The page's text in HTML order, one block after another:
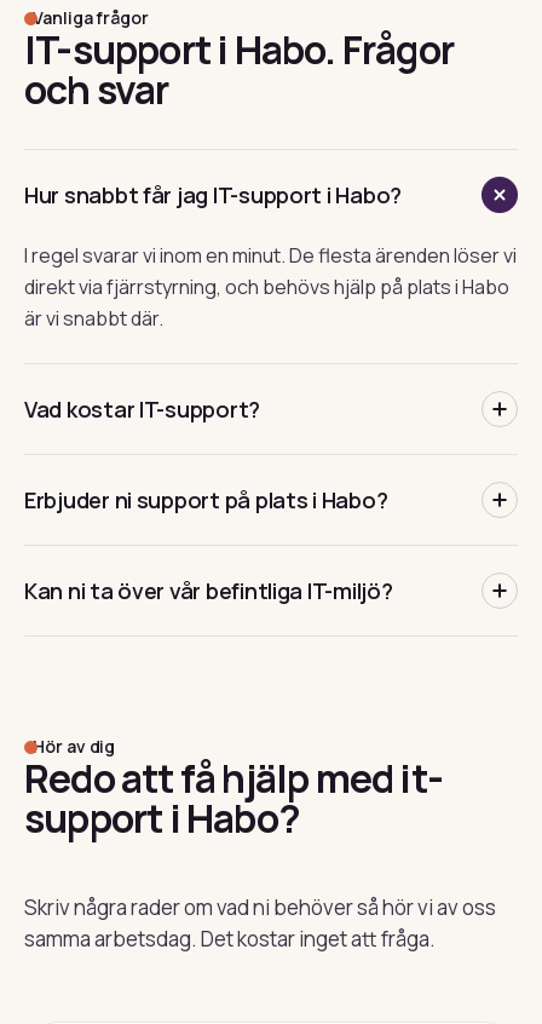
Vanliga frågor
IT-support i Habo. Frågor
och svar
Hur snabbt får jag IT-support i Habo?
I regel svarar vi inom en minut. De flesta ärenden löser vi
direkt via fjärrstyrning, och behövs hjälp på plats i Habo
är vi snabbt där.
Vad kostar IT-support?
eller ett fast supportavtal med förutsägbar
Erbjuder ni support på plats i Habo?
något kräver fysisk närvaro kommer vi ut till er i Habo.
Kan ni ta över vår befintliga IT-miljö?
Hör av dig
Redo att få hjälp med it-
support i Habo?
Skriv några rader om vad ni behöver så hör vi av oss
samma arbetsdag. Det kostar inget att fråga.